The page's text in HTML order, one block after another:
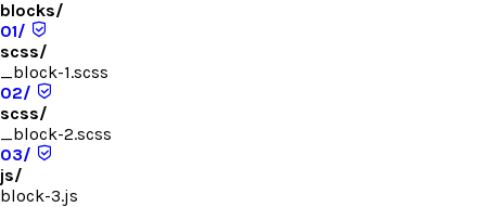
blocks/
01/
scss/
_block-1.scss
02/
scss/
_block-2.scss
03/
js/
block-3.js